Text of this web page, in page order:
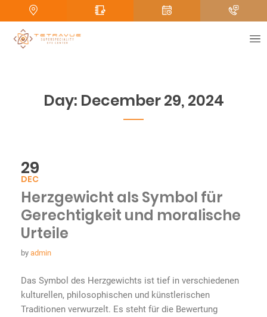
m
o
n
Day: December 29, 2024
29
DEC
Herzgewicht als Symbol für
Gerechtigkeit und moralische
Urteile
by admin
Das Symbol des Herzgewichts ist tief in verschiedenen
kulturellen, philosophischen und künstlerischen
Traditionen verwurzelt. Es steht für die Bewertung